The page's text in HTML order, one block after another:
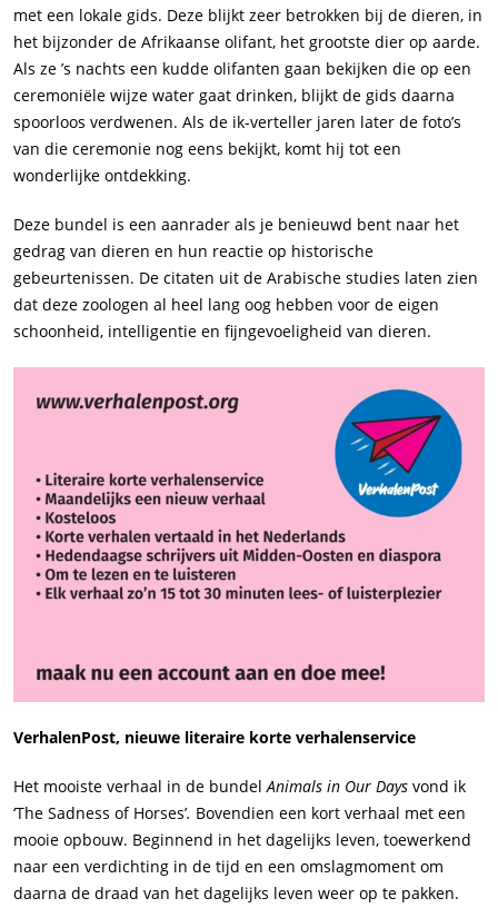
met een lokale gids. Deze blijkt zeer betrokken bij de dieren, in
het bijzonder de Afrikaanse olifant, het grootste dier op aarde.
Als ze ’s nachts een kudde olifanten gaan bekijken die op een
ceremoniële wijze water gaat drinken, blijkt de gids daarna
spoorloos verdwenen. Als de ik-verteller jaren later de foto’s
van die ceremonie nog eens bekijkt, komt hij tot een
wonderlijke ontdekking.
Deze bundel is een aanrader als je benieuwd bent naar het
gedrag van dieren en hun reactie op historische
gebeurtenissen. De citaten uit de Arabische studies laten zien
dat deze zoologen al heel lang oog hebben voor de eigen
schoonheid, intelligentie en fijngevoeligheid van dieren.
VerhalenPost, nieuwe literaire korte verhalenservice
Het mooiste verhaal in de bundel Animals in Our Days vond ik
‘The Sadness of Horses’. Bovendien een kort verhaal met een
mooie opbouw. Beginnend in het dagelijks leven, toewerkend
naar een verdichting in de tijd en een omslagmoment om
daarna de draad van het dagelijks leven weer op te pakken.